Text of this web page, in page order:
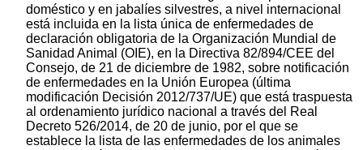
doméstico y en jabalíes silvestres, a nivel internacional
está incluida en la lista única de enfermedades de
declaración obligatoria de la Organización Mundial de
Sanidad Animal (OIE), en la Directiva 82/894/CEE del
Consejo, de 21 de diciembre de 1982, sobre notificación
de enfermedades en la Unión Europea (última
modificación Decisión 2012/737/UE) que está traspuesta
al ordenamiento jurídico nacional a través del Real
Decreto 526/2014, de 20 de junio, por el que se
establece la lista de las enfermedades de los animales